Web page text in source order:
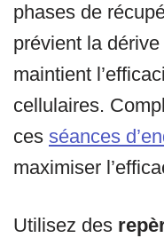
phases de
prévient la
maintient
cellulaires.
ces séances
maximiser
Utilisez des